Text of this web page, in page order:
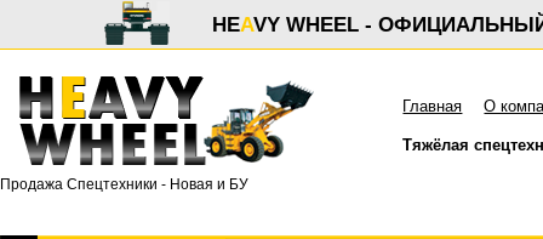
HEAVY WHEEL -
Продажа Спецтехники - Новая и БУ
Главная О
Тяжёлая